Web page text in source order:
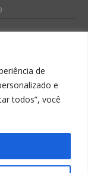
de
e
todos”, você